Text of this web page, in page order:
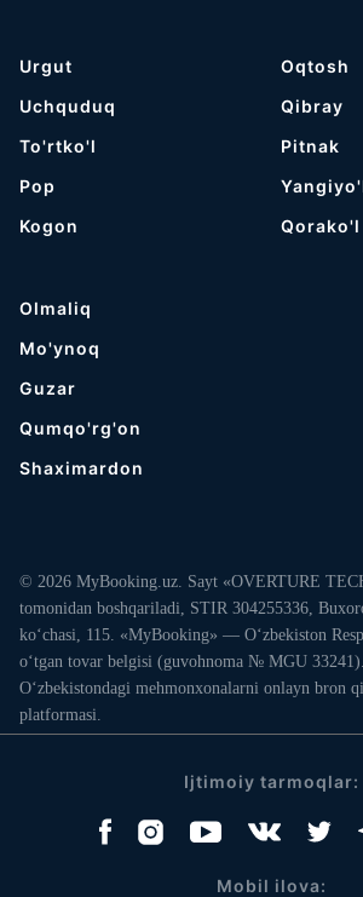
Urgut
Uchquduq
To'rtko'l
Pop
Kogon
Oqtosh
Qibray
Pitnak
Qorako'l
Olmaliq
Mo'ynoq
Guzar
Qumqo'rg'on
Shaximardon
© 2026 MyBooking.uz. Sayt «OVERTURE
tomonidan boshqariladi, STIR 304255336,
ko‘chasi, 115. «MyBooking» — O‘zbekiston
o‘tgan tovar belgisi (guvohnoma № MGU
O‘zbekistondagi mehmonxonalarni onlayn bron
platformasi.
Ijtimoiy tarmoqlar:
Mobil ilova: